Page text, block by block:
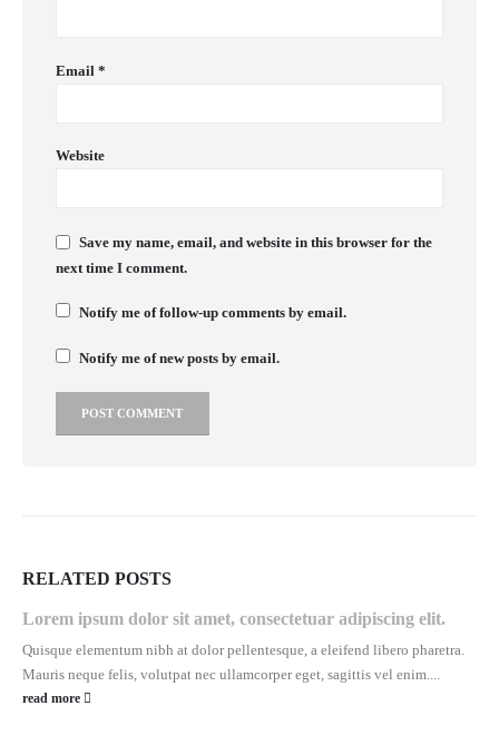
Email *
Website
Save my name, email, and website in this browser for the
next time I comment.
Notify me of follow-up comments by email.
Notify me of new posts by email.
RELATED POSTS
Lorem ipsum dolor sit amet, consectetuar adipiscing elit.
Quisque elementum nibh at dolor pellentesque, a eleifend libero pharetra.
Mauris neque felis, volutpat nec ullamcorper eget, sagittis vel enim....
read more